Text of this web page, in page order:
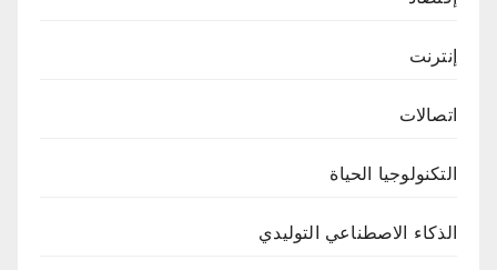
إنترنت
اتصالات
التكنولوجيا الحياة
الذكاء الاصطناعي التوليدي